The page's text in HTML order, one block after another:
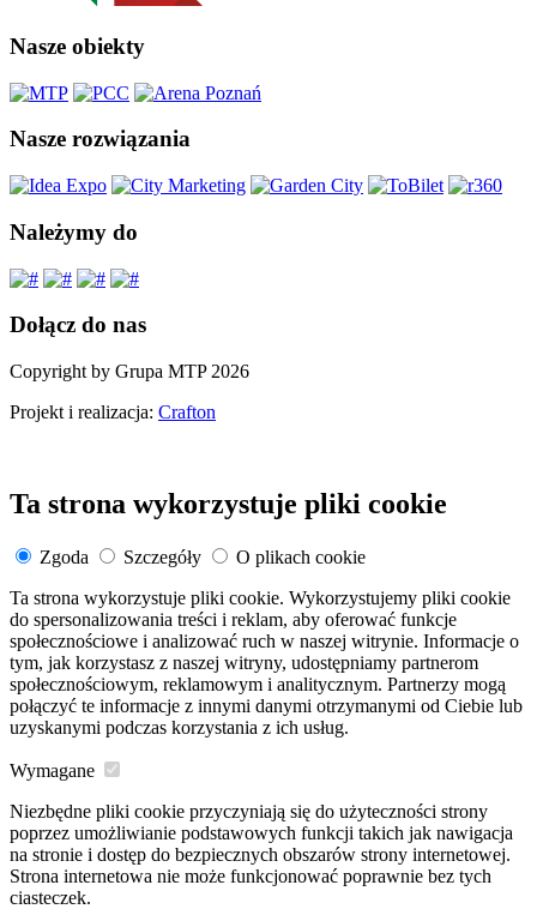
Nasze obiekty
Nasze rozwiązania
Należymy do
Dołącz do nas
Copyright by Grupa MTP 2026
Projekt i realizacja: Crafton
Ta strona wykorzystuje pliki cookie
Zgoda Szczegóły
O plikach cookie
Ta strona wykorzystuje pliki cookie. Wykorzystujemy pliki cookie
do spersonalizowania treści i reklam, aby oferować funkcje
społecznościowe i analizować ruch w naszej witrynie. Informacje o
tym, jak korzystasz z naszej witryny, udostępniamy partnerom
społecznościowym, reklamowym i analitycznym. Partnerzy mogą
połączyć te informacje z innymi danymi otrzymanymi od Ciebie lub
uzyskanymi podczas korzystania z ich usług.
Wymagane
Niezbędne pliki cookie przyczyniają się do użyteczności strony
poprzez umożliwianie podstawowych funkcji takich jak nawigacja
na stronie i dostęp do bezpiecznych obszarów strony internetowej.
Strona internetowa nie może funkcjonować poprawnie bez tych
ciasteczek.